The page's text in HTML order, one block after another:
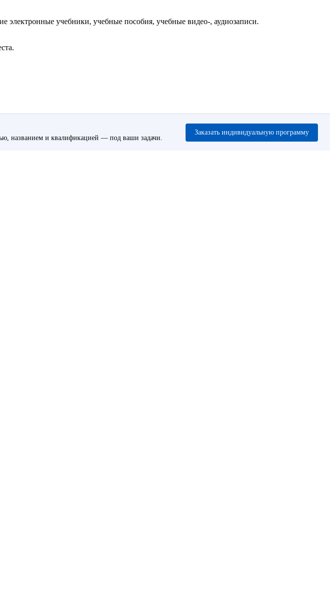
электронные учебники, учебные пособия, учебные видео-, аудиозаписи.
названием и квалификацией — под ваши задачи.
Заказать индивидуальную программу